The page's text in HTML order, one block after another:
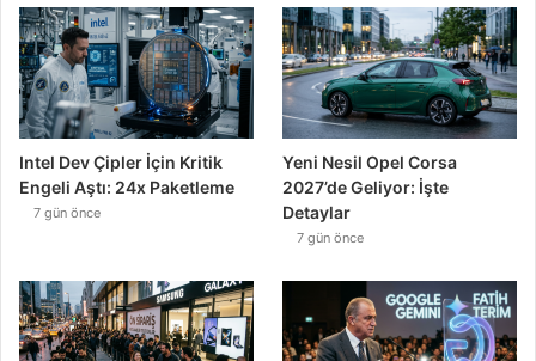
Intel Dev Çipler İçin Kritik
Engeli Aştı: 24x Paketleme
7 gün önce
Yeni Nesil Opel Corsa
2027’de Geliyor: İşte
Detaylar
7 gün önce